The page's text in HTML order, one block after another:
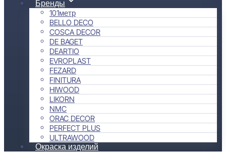
Бренды
101метр
BELLO DECO
COSCA DECOR
DE BAGET
DEARTIO
EVROPLAST
FEZARD
FINITURA
HIWOOD
LIKORN
NMC
ORAC DECOR
PERFECT PLUS
ULTRAWOOD
Окраска изделий